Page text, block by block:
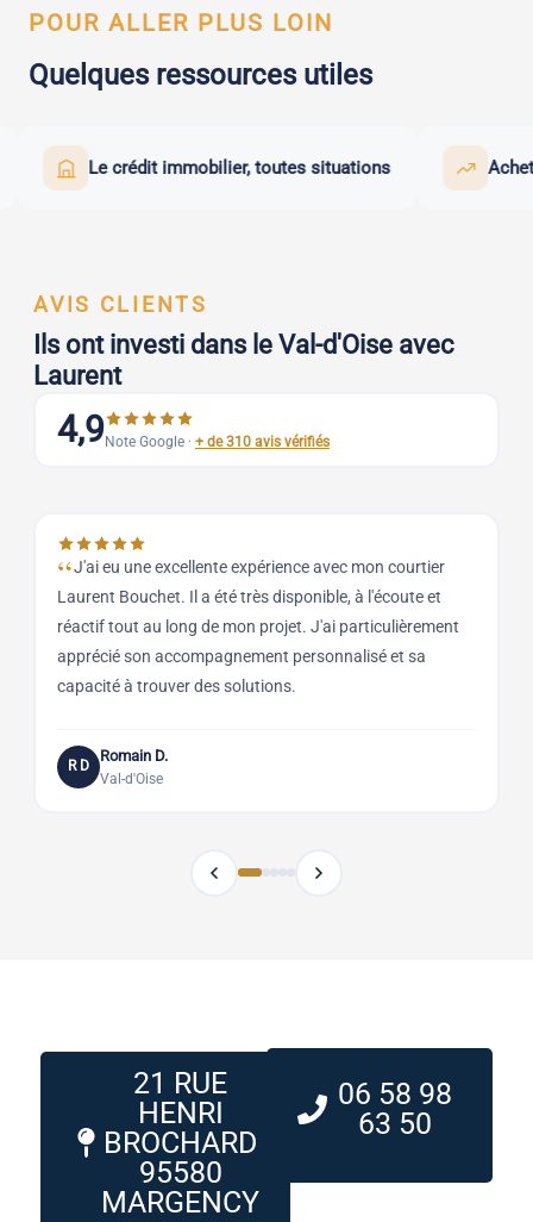
POUR ALLER PLUS LOIN
Quelques ressources utiles
Le crédit immobilier, toutes situations Acheter
AVIS CLIENTS
Ils ont investi dans le Val-d'Oise avec
Laurent
4,9Note Google · + de 310 avis vérifiés
J'ai eu une excellente expérience avec mon courtier
Laurent Bouchet. Il a été très disponible, à l'écoute et
réactif tout au long de mon projet. J'ai particulièrement
apprécié son accompagnement personnalisé et sa
capacité à trouver des solutions.
R D
Romain D.
Val-d'Oise
21 RUE
HENRI
BROCHARD
95580
MARGENCY
06 58 98
63 50